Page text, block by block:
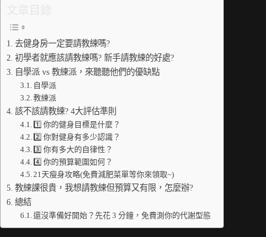
去健身房一定要請教練嗎?
初學者就應該請教練嗎? 新手請教練的好處?
自學派 vs 教練派，來聽聽他們的優缺點
自學派
教練派
該不該請教練? 4大評估準則
1️⃣ 你的健身目標是什麼？
2️⃣ 你對健身有多少認識？
3️⃣ 你有多大的自律性？
4️⃣ 你的預算範圍如何？
21天瘦身攻略(免費減肥菜單等你來領取~)
教練課很貴，我想請教練但預算又有限，怎麼辦?
總結
還沒準備好開始？先花 3 分鐘，免費測你的代謝型態